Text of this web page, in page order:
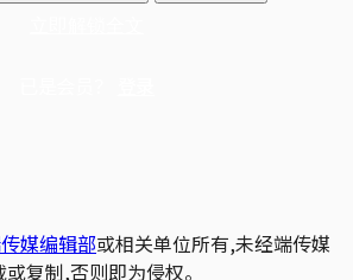
媒编辑部或相关单位所有,未经端传媒
复制,否则即为侵权。